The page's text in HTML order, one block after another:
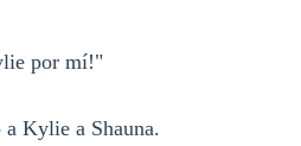
por mí!"
a Kylie a Shauna.